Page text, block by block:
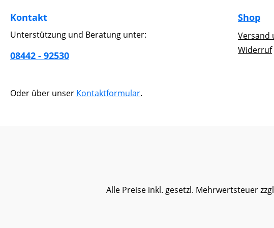
Kontakt
Unterstützung und Beratung unter:
08442 - 92530
Oder über unser Kontaktformular.
Shop
Versand
Widerruf
Alle Preise inkl. gesetzl. Mehrwertsteuer